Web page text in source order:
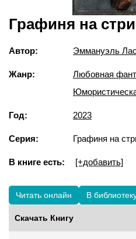
Графиня на
Автор: Эммануэль
Жанр: Любовная
Год: 2023
Серия: Графиня на
В книге есть: [+добавить]
Читать онлайн В
Скачать Книгу